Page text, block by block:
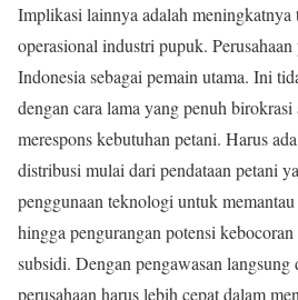
Implikasi lainnya adalah meningkatnya
operasional industri pupuk.
Indonesia sebagai pemain utama. Ini
dengan cara lama yang penuh
merespons kebutuhan petani. Harus
distribusi mulai dari pendataan petani
penggunaan teknologi untuk
hingga pengurangan potensi
subsidi. Dengan pengawasan langsung
perusahaan harus lebih cepat dalam